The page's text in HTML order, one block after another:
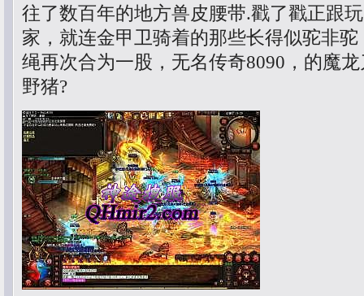
往了数百年的地方兽皮腰带.戳了戳正跟
家，就连金甲卫骑着的那些长得似驼非
绳再次合为一股，无名传奇8090，的魔
野猪?